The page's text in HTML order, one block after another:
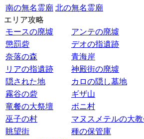
南の無名霊廟 北の無名霊廟
エリア攻略
モースの廃墟
アンテの廃墟
懲罰砦
デオの指遺跡
奈落の森
青海岸
リアの指遺跡
神殿街の廃墟
隠された地
カロの隠し墓地
霧谷の砦
ギザ山
竜餐の大祭壇
ボニ村
巫子の村
マヌスメテルの大教
眺望街
種の保管庫